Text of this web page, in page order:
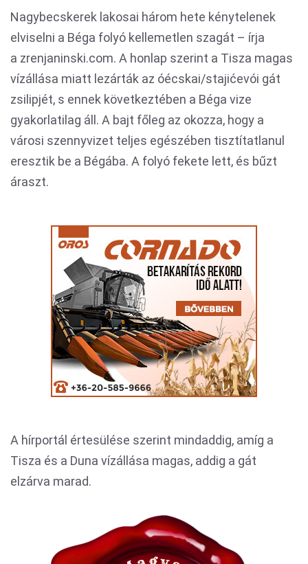
Nagybecskerek lakosai három hete kénytelenek
elviselni a Béga folyó kellemetlen szagát – írja
a zrenjaninski.com. A honlap szerint a Tisza magas
vízállása miatt lezárták az óécskai/stajićevói gát
zsilipjét, s ennek következtében a Béga vize
gyakorlatilag áll. A bajt főleg az okozza, hogy a
városi szennyvizet teljes egészében tisztítatlanul
eresztik be a Bégába. A folyó fekete lett, és bűzt
áraszt.
A hírportál értesülése szerint mindaddig, amíg a
Tisza és a Duna vízállása magas, addig a gát
elzárva marad.